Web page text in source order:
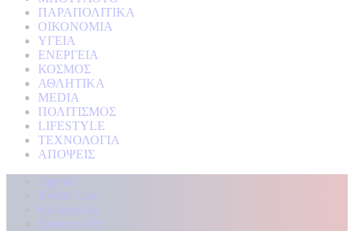
ΠΑΡΑΠΟΛΙΤΙΚΑ
ΟΙΚΟΝΟΜΙΑ
ΥΓΕΙΑ
ΕΝΕΡΓΕΙΑ
ΚΟΣΜΟΣ
ΑΘΛΗΤΙΚΑ
MEDIA
ΠΟΛΙΤΙΣΜΟΣ
LIFESTYLE
ΤΕΧΝΟΛΟΓΙΑ
ΑΠΟΨΕΙΣ
Αρχική
Kontra Live
Καταγγελίες
Επικοινωνία